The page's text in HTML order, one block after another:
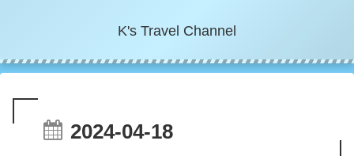
K's Travel Channel
2024-04-18